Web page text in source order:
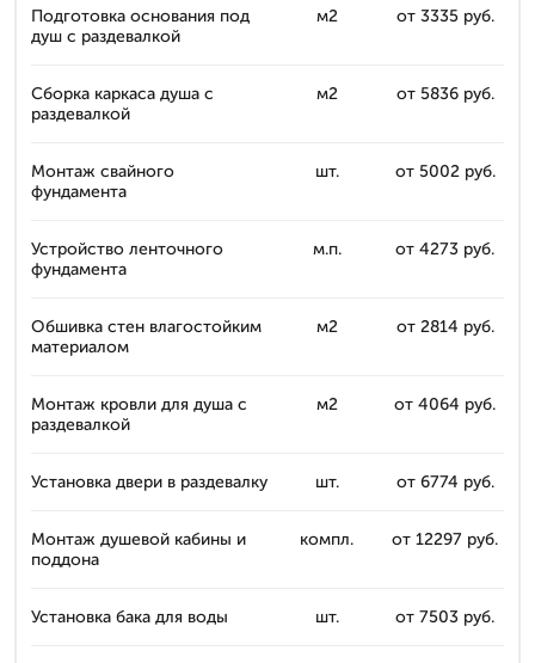
Подготовка основания под
душ с раздевалкой
м2 от 3335 руб.
Сборка каркаса душа с
раздевалкой
м2 от 5836 руб.
Монтаж свайного
фундамента
шт. от 5002 руб.
Устройство ленточного
фундамента
м.п. от 4273 руб.
Обшивка стен влагостойким
материалом
м2 от 2814 руб.
Монтаж кровли для душа с
раздевалкой
м2 от 4064 руб.
Установка двери в раздевалку шт. от 6774 руб.
Монтаж душевой кабины и
поддона
компл. от 12297 руб.
Установка бака для воды шт. от 7503 руб.